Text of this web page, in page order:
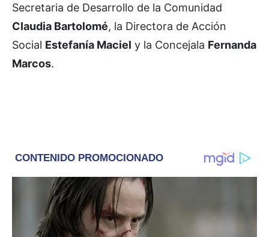
Secretaria de Desarrollo de la Comunidad
Claudia Bartolomé, la Directora de Acción
Social Estefanía Maciel y la Concejala Fernanda
Marcos.